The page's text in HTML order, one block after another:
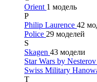
Orient 1 модель
P
Philip Laurence 42
Police 29 моделей
S
Skagen 43 модели
Star Wars by Nesterov
Swiss Military
T